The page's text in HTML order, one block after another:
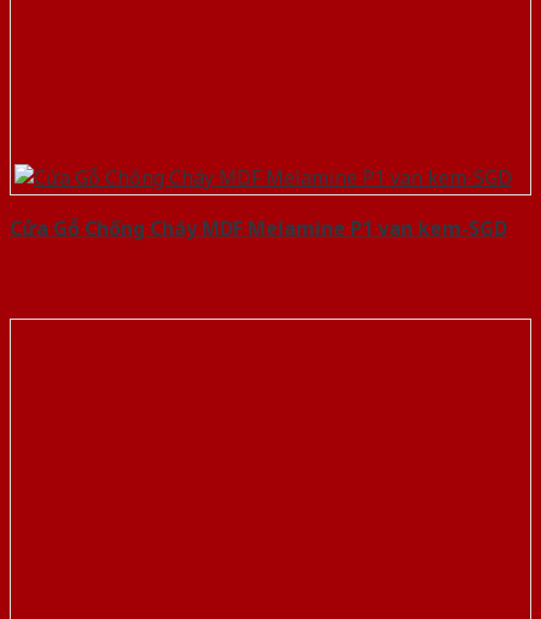
Cửa Gỗ Chống Cháy MDF Melamine P1 van kem-SGD